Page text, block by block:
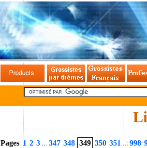
Pages 1 2 3 ... 347 348 349 350 351 ...998